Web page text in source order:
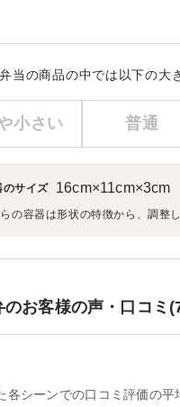
当の商品の中では以下の大
小さい 普通
のサイズ 16cm×11cm×3cm
の容器は形状の特徴から、調整
お客様の声・口コミ
シーンでの口コミ評価の平